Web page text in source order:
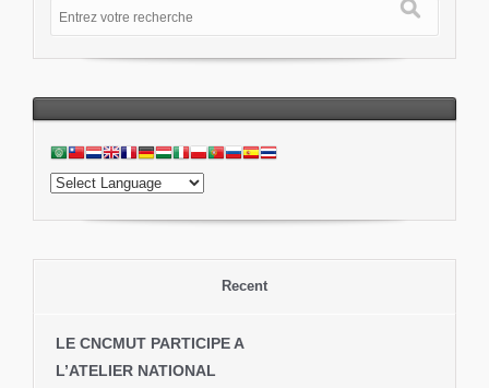
Recent
LE CNCMUT PARTICIPE A
L’ATELIER NATIONAL